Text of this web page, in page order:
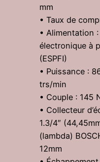
mm
• Taux de
• Alimentation
électronique à
(ESPFI)
• Puissance :
trs/min
• Couple : 145
• Collecteur
1.3/4″
(lambda)
12mm